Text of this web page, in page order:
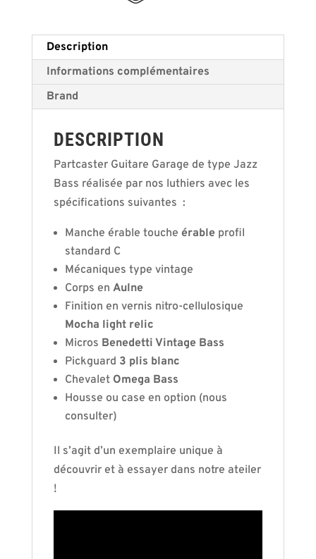
Description
Informations complémentaires
Brand
DESCRIPTION
Partcaster Guitare Garage de type Jazz
Bass réalisée par nos luthiers avec les
spécifications suivantes :
Manche érable touche érable profil
standard C
Mécaniques type vintage
Corps en Aulne
Finition en vernis nitro-cellulosique
Mocha light relic
Micros Benedetti Vintage Bass
Pickguard 3 plis blanc
Chevalet Omega Bass
Housse ou case en option (nous
consulter)
Il s’agit d’un exemplaire unique à
découvrir et à essayer dans notre ateiler
!